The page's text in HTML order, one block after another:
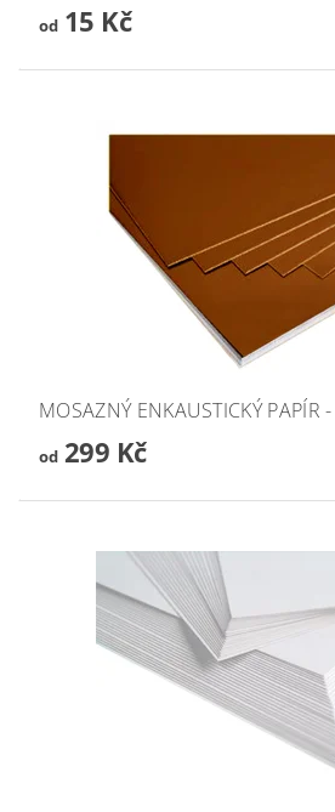
od15 Kč
MOSAZNÝ ENKAUSTICKÝ PAPÍR
od299 Kč